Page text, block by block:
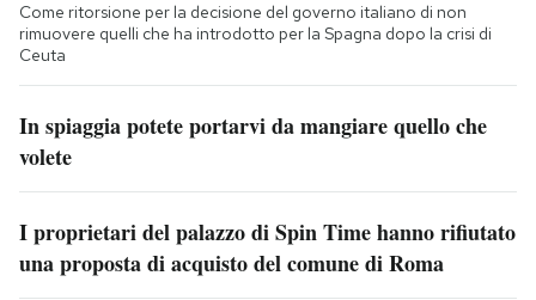
Come ritorsione per la decisione del governo italiano di non
rimuovere quelli che ha introdotto per la Spagna dopo la crisi di
Ceuta
In spiaggia potete portarvi da mangiare quello che
volete
I proprietari del palazzo di Spin Time hanno rifiutato
una proposta di acquisto del comune di Roma